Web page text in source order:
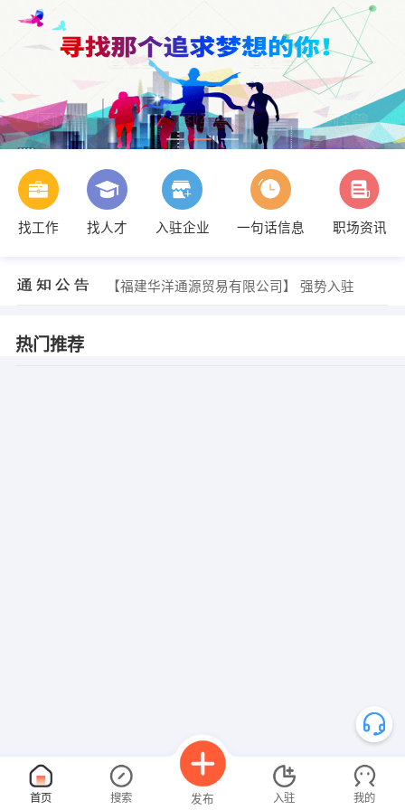
找工作 找人才 入驻企业 一句话信息
职场资讯
【福建华洋通源贸易有限公司】 强势入驻
热门推荐
首页 搜索 发布 入驻 我的